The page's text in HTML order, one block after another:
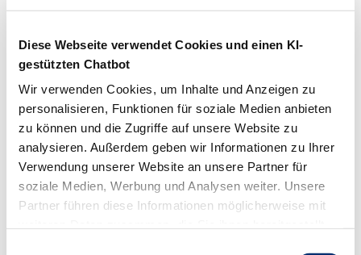
Diese Webseite verwendet Cookies und einen KI-
gestützten Chatbot
Wir verwenden Cookies, um Inhalte und Anzeigen zu
personalisieren, Funktionen für soziale Medien anbieten
zu können und die Zugriffe auf unsere Website zu
analysieren. Außerdem geben wir Informationen zu Ihrer
Verwendung unserer Website an unsere Partner für
soziale Medien, Werbung und Analysen weiter. Unsere
Partner führen diese Informationen möglicherweise mit
Wir bauen unser Angebot kontinuierlich
für Sie aus und freuen uns über Ihre
Anregungen.
Ihr Ansprechpartner:
Thomas Grochtmann